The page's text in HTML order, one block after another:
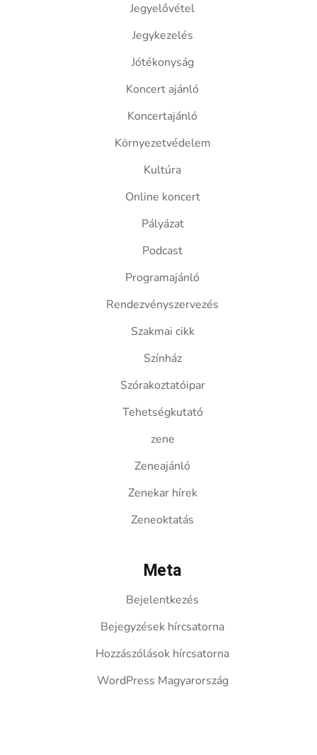
Jegyelővétel
Jegykezelés
Jótékonyság
Koncert ajánló
Koncertajánló
Környezetvédelem
Kultúra
Online koncert
Pályázat
Podcast
Programajánló
Rendezvényszervezés
Szakmai cikk
Színház
Szórakoztatóipar
Tehetségkutató
zene
Zeneajánló
Zenekar hírek
Zeneoktatás
Meta
Bejelentkezés
Bejegyzések hírcsatorna
Hozzászólások hírcsatorna
WordPress Magyarország